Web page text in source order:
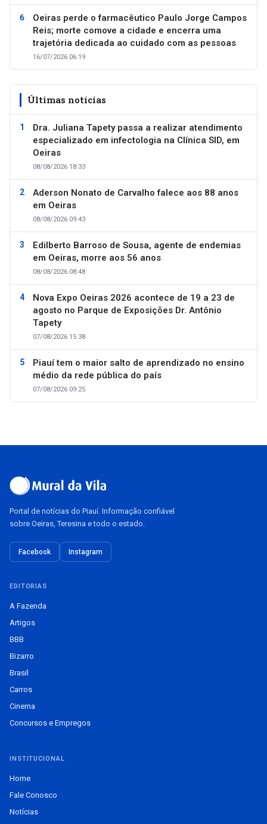
Oeiras perde o farmacêutico Paulo Jorge Campos
Reis; morte comove a cidade e encerra uma
trajetória dedicada ao cuidado com as pessoas
16/07/2026 06:19
Últimas notícias
Dra. Juliana Tapety passa a realizar atendimento
especializado em infectologia na Clínica SID, em
Oeiras
08/08/2026 18:33
Aderson Nonato de Carvalho falece aos 88 anos
em Oeiras
08/08/2026 09:43
Edilberto Barroso de Sousa, agente de endemias
em Oeiras, morre aos 56 anos
08/08/2026 08:48
Nova Expo Oeiras 2026 acontece de 19 a 23 de
agosto no Parque de Exposições Dr. Antônio
Tapety
07/08/2026 15:38
Piauí tem o maior salto de aprendizado no ensino
médio da rede pública do país
07/08/2026 09:25
Portal de notícias do Piauí. Informação confiável
sobre Oeiras, Teresina e todo o estado.
Facebook Instagram
EDITORIAS
A Fazenda
Artigos
BBB
Bizarro
Brasil
Carros
Cinema
Concursos e Empregos
INSTITUCIONAL
Home
Fale Conosco
Notícias